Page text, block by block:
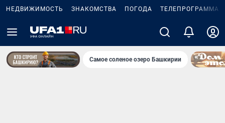
НЕДВИЖИМОСТЬ ЗНАКОМСТВА ПОГОДА ТЕЛЕПРОГРАММА
Самое соленое озеро Башкирии